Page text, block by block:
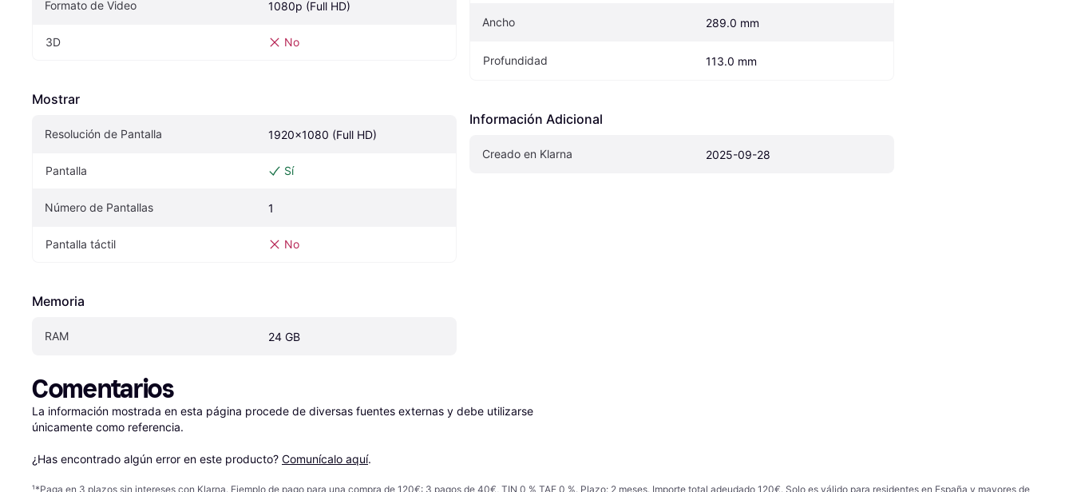
Formato de Video 1080p (Full HD)
3D No
Mostrar
Resolución de Pantalla 1920x1080 (Full HD)
Pantalla Sí
Número de Pantallas 1
Pantalla táctil No
Memoria
RAM 24 GB
Ancho 289.0 mm
Profundidad 113.0 mm
Información Adicional
Creado en Klarna 2025-09-28
Comentarios
La información mostrada en esta página procede de diversas fuentes externas y debe utilizarse
únicamente como referencia.
¿Has encontrado algún error en este producto? Comunícalo aquí.
¹*Paga en 3 plazos sin intereses con Klarna. Ejemplo de pago para una compra de 120€: 3 pagos de 40€, TIN 0 % TAE 0 %. Plazo: 2 meses. Importe total adeudado 120€. Solo es válido para residentes en España y mayores de